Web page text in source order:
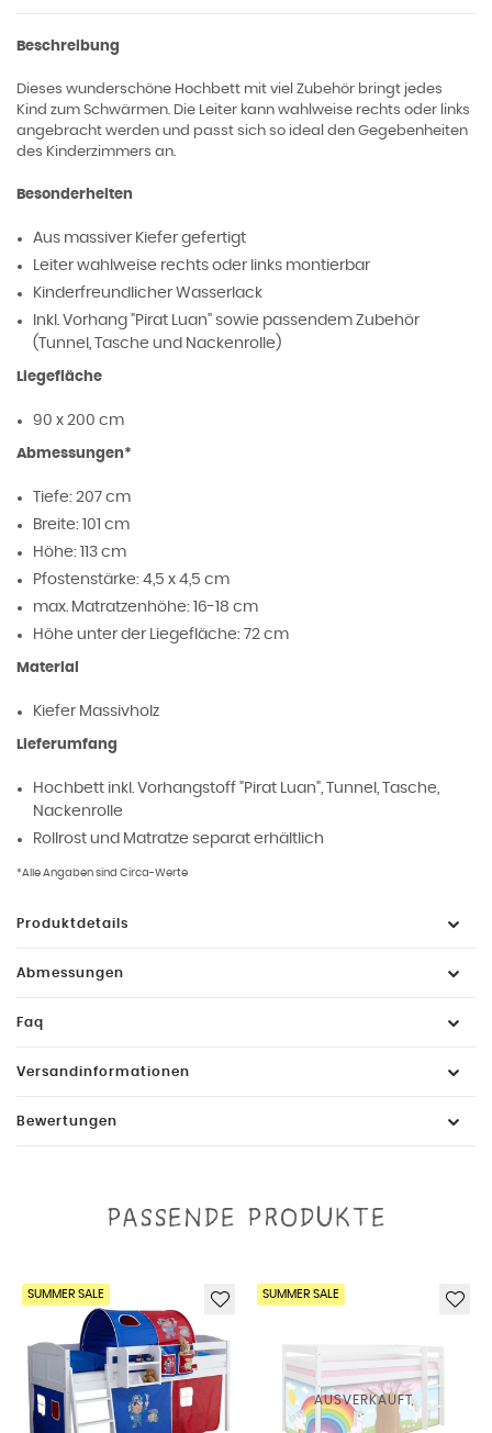
Beschreibung
Dieses wunderschöne Hochbett mit viel Zubehör bringt jedes
Kind zum Schwärmen. Die Leiter kann wahlweise rechts oder links
angebracht werden und passt sich so ideal den Gegebenheiten
des Kinderzimmers an.
Besonderheiten
Aus massiver Kiefer gefertigt
Leiter wahlweise rechts oder links montierbar
Kinderfreundlicher Wasserlack
Inkl. Vorhang "Pirat Luan" sowie passendem Zubehör
(Tunnel, Tasche und Nackenrolle)
Liegefläche
90 x 200 cm
Abmessungen*
Tiefe: 207 cm
Breite: 101 cm
Höhe: 113 cm
Pfostenstärke: 4,5 x 4,5 cm
max. Matratzenhöhe: 16-18 cm
Höhe unter der Liegefläche: 72 cm
Material
Kiefer Massivholz
Lieferumfang
Hochbett inkl. Vorhangstoff "Pirat Luan", Tunnel, Tasche,
Nackenrolle
Rollrost und Matratze separat erhältlich
*Alle Angaben sind Circa-Werte
Produktdetails
Abmessungen
Faq
Versandinformationen
Bewertungen
PASSENDE PRODUKTE
SUMMER SALE SUMMER SALE
AUSVERKAUFT